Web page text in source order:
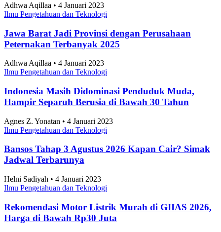
Adhwa Aqillaa • 4 Januari 2023
Ilmu Pengetahuan dan Teknologi
Jawa Barat Jadi Provinsi dengan Perusahaan
Peternakan Terbanyak 2025
Adhwa Aqillaa • 4 Januari 2023
Ilmu Pengetahuan dan Teknologi
Indonesia Masih Didominasi Penduduk Muda,
Hampir Separuh Berusia di Bawah 30 Tahun
Agnes Z. Yonatan • 4 Januari 2023
Ilmu Pengetahuan dan Teknologi
Bansos Tahap 3 Agustus 2026 Kapan Cair? Simak
Jadwal Terbarunya
Helni Sadiyah • 4 Januari 2023
Ilmu Pengetahuan dan Teknologi
Rekomendasi Motor Listrik Murah di GIIAS 2026,
Harga di Bawah Rp30 Juta